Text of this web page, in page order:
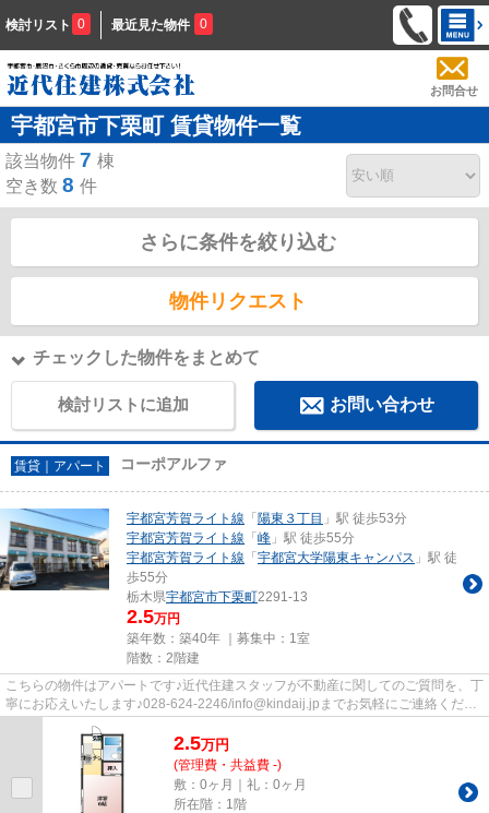
検討リスト 0 最近見た物件 0
お問合せ
宇都宮市下栗町 賃貸物件一覧
該当物件 7 棟
空き数 8 件
さらに条件を絞り込む
物件リクエスト
チェックした物件をまとめて
検討リストに追加 お問い合わせ
賃貸｜アパート コーポアルファ
宇都宮芳賀ライト線 「 陽東３丁目 」駅 徒歩53分
宇都宮芳賀ライト線 「 峰 」駅 徒歩55分
宇都宮芳賀ライト線 「 宇都宮大学陽東キャンパス 」駅 徒
歩55分
栃木県宇都宮市下栗町2291-13
2.5万円
築年数：築40年 ｜募集中： 1室
階数：2階建
こちらの物件はアパートです♪近代住建スタッフが不動産に関してのご質問を、丁
寧にお応えいたします♪028-624-2246/info@kindaij.jpまでお気軽にご連絡くださ
2.5万円
(管理費・共益費 -)
敷：0ヶ月｜礼：0ヶ月
所在階：1階